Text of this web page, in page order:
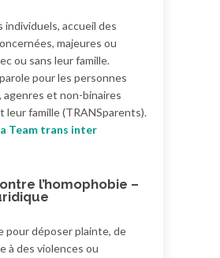
individuels, accueil des
majeures ou
ou sans leur famille.
pour les personnes
agenres et non-binaires
leur famille (TRANSparents).
Team trans inter
l’homophobie –
pour déposer plainte, de
à des violences ou